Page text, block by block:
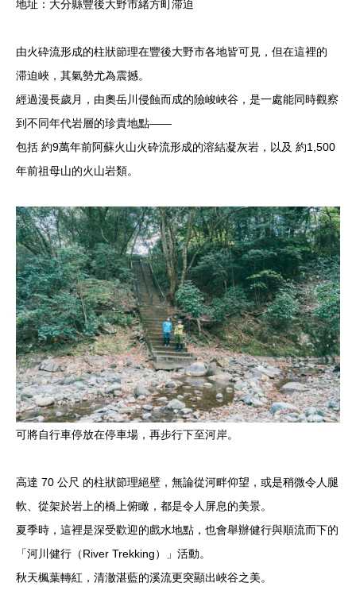
地址：大分縣豐後大野市緒方町滞迫
由火砕流形成的柱狀節理在豐後大野市各地皆可見，但在這裡的
滞迫峽，其氣勢尤為震撼。
經過漫長歲月，由奧岳川侵蝕而成的險峻峽谷，是一處能同時觀察
到不同年代岩層的珍貴地點——
包括 約9萬年前阿蘇火山火砕流形成的溶結凝灰岩，以及 約1,500
年前祖母山的火山岩類。
可將自行車停放在停車場，再步行下至河岸。
高達 70 公尺 的柱狀節理絕壁，無論從河畔仰望，或是稍微令人腿
軟、從架於岩上的橋上俯瞰，都是令人屏息的美景。
夏季時，這裡是深受歡迎的戲水地點，也會舉辦健行與順流而下的
「河川健行（River Trekking）」活動。
秋天楓葉轉紅，清澈湛藍的溪流更突顯出峽谷之美。